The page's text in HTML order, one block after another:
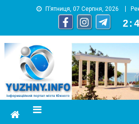
П’ятниця, 07 Серпня, 2026
2 :
информационный портал